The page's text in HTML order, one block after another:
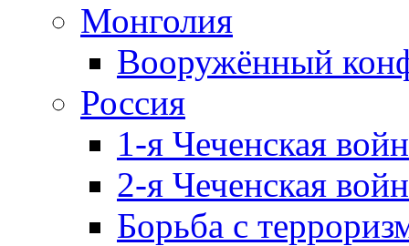
Монголия
Вооружённый
Россия
1-я Чеченская
2-я Чеченская
Борьба с